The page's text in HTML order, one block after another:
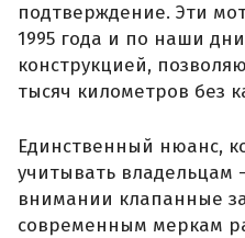
подтверждение. Эти
1995 года и по наши
конструкцией,
тысяч километров без
Единственный нюанс,
учитывать
внимании клапанные
современным меркам